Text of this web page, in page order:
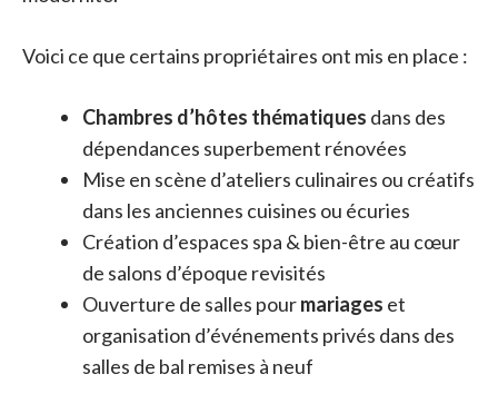
Voici ce que certains propriétaires ont mis en place :
Chambres d’hôtes thématiques dans des
dépendances superbement rénovées
Mise en scène d’ateliers culinaires ou créatifs
dans les anciennes cuisines ou écuries
Création d’espaces spa & bien-être au cœur
de salons d’époque revisités
Ouverture de salles pourmariages et
organisation d’événements privés dans des
salles de bal remises à neuf